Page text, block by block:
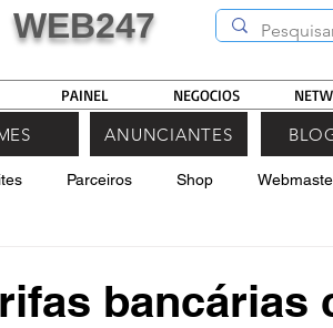
WEB247
PAINEL NEGOCIOS
Parceiros Shop
bancárias
ANUNCIANTES